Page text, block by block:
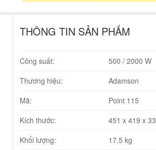
THÔNG TIN SẢN PHẨM
Công suất:
500 / 2000 W
Thương hiệu:
Adamson
Mã:
Point 115
Kích thước:
451 x 419 x
Khổi lượng:
17.5 kg